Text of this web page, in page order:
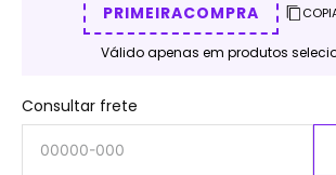
PRIMEIRACOMPRA
Válido apenas em produtos
Consultar frete